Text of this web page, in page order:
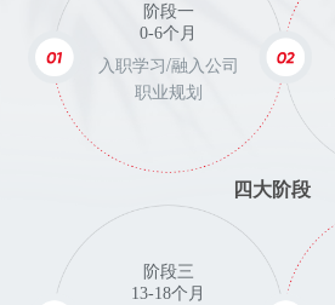
四大阶段
阶段一
0-6个月
入职学习/融入公司
职业规划
阶段三
13-18个月